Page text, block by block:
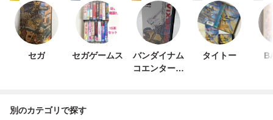
セガ セガゲームス
バンダイナム
コエンターテ
タイトー
別のカテゴリで探す